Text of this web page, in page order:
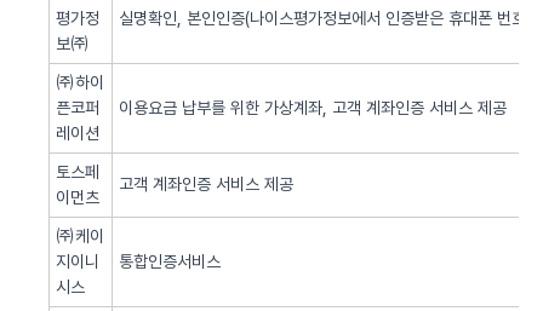
평가정
보㈜
실명확인, 본인인증(나이스평가정보에서 인증받은 휴대폰 번호
㈜하이
픈코퍼
레이션
이용요금 납부를 위한 가상계좌, 고객 계좌인증 서비스 제공
토스페
이먼츠
고객 계좌인증 서비스 제공
㈜케이
지이니
시스
통합인증서비스